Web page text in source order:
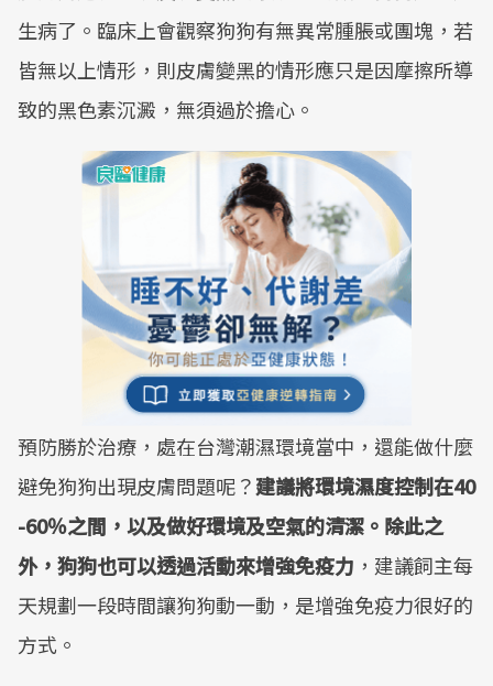
生病了。臨床上會觀察狗狗有無異常腫脹或團塊，若
皆無以上情形，則皮膚變黑的情形應只是因摩擦所導
致的黑色素沉澱，無須過於擔心。
預防勝於治療，處在台灣潮濕環境當中，還能做什麼
避免狗狗出現皮膚問題呢？建議將環境濕度控制在40
-60％之間，以及做好環境及空氣的清潔。除此之
外，狗狗也可以透過活動來增強免疫力 ，建議飼主每
天規劃一段時間讓狗狗動一動，是增強免疫力很好的
方式。